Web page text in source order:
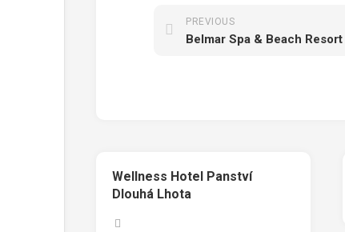
PREVIOUS
Belmar Spa & Beach Resort
Wellness Hotel Panství
Dlouhá Lhota